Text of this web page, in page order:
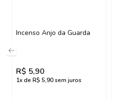
Incenso Anjo da Guarda
R$ 5,90
1x de R$ 5,90sem juros